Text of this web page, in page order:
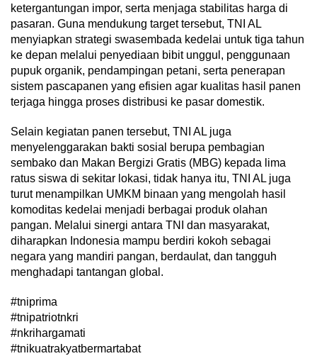
ketergantungan impor, serta menjaga stabilitas harga di
pasaran. Guna mendukung target tersebut, TNI AL
menyiapkan strategi swasembada kedelai untuk tiga tahun
ke depan melalui penyediaan bibit unggul, penggunaan
pupuk organik, pendampingan petani, serta penerapan
sistem pascapanen yang efisien agar kualitas hasil panen
terjaga hingga proses distribusi ke pasar domestik.
Selain kegiatan panen tersebut, TNI AL juga
menyelenggarakan bakti sosial berupa pembagian
sembako dan Makan Bergizi Gratis (MBG) kepada lima
ratus siswa di sekitar lokasi, tidak hanya itu, TNI AL juga
turut menampilkan UMKM binaan yang mengolah hasil
komoditas kedelai menjadi berbagai produk olahan
pangan. Melalui sinergi antara TNI dan masyarakat,
diharapkan Indonesia mampu berdiri kokoh sebagai
negara yang mandiri pangan, berdaulat, dan tangguh
menghadapi tantangan global.
#tniprima
#tnipatriotnkri
#nkrihargamati
#tnikuatrakyatbermartabat